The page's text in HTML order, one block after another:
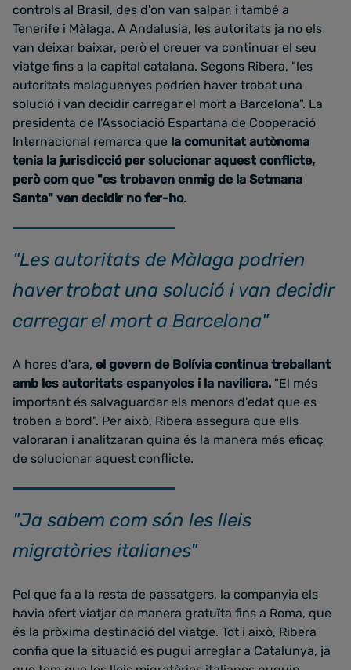
controls al Brasil, des d'on van salpar, i també a
Tenerife i Màlaga. A Andalusia, les autoritats ja no els
van deixar baixar, però el creuer va continuar el seu
viatge fins a la capital catalana. Segons Ribera, "les
autoritats malaguenyes podrien haver trobat una
solució i van decidir carregar el mort a Barcelona". La
presidenta de l'Associació Espartana de Cooperació
Internacional remarca que la comunitat autònoma
tenia la jurisdicció per solucionar aquest conflicte,
però com que "es trobaven enmig de la Setmana
Santa" van decidir no fer-ho.
"Les autoritats de Màlaga podrien
haver trobat una solució i van decidir
carregar el mort a Barcelona"
A hores d'ara, el govern de Bolívia continua treballant
amb les autoritats espanyoles i la naviliera. "El més
important és salvaguardar els menors d'edat que es
troben a bord". Per això, Ribera assegura que ells
valoraran i analitzaran quina és la manera més eficaç
de solucionar aquest conflicte.
"Ja sabem com són les lleis
migratòries italianes"
Pel que fa a la resta de passatgers, la companyia els
havia ofert viatjar de manera gratuïta fins a Roma, que
és la pròxima destinació del viatge. Tot i això, Ribera
confia que la situació es pugui arreglar a Catalunya, ja